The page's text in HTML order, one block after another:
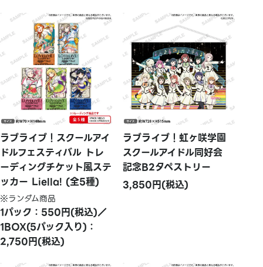
ラブライブ！スクールアイ
ドルフェスティバル トレ
ーディングチケット風ステ
ッカー Liella! (全5種)
※ランダム商品
1パック：550円(税込)／
1BOX(5パック入り)：
2,750円(税込)
ラブライブ！虹ヶ咲学園
スクールアイドル同好会
記念B2タペストリー
3,850円(税込)